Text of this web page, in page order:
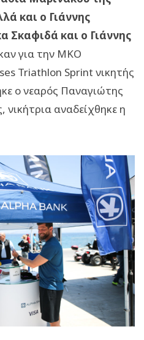
και ο Γιάννης
Σκαφιδά και ο Γιάννης
για την MKO
Triathlon Sprint νικητής
ο νεαρός Παναγιώτης
νικήτρια αναδείχθηκε η